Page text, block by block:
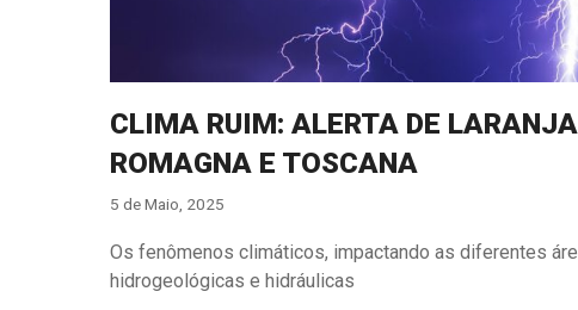
CLIMA RUIM: ALERTA DE
ROMAGNA E TOSCANA
5 de Maio, 2025
Os fenômenos climáticos, impactando as diferentes
hidrogeológicas e hidráulicas